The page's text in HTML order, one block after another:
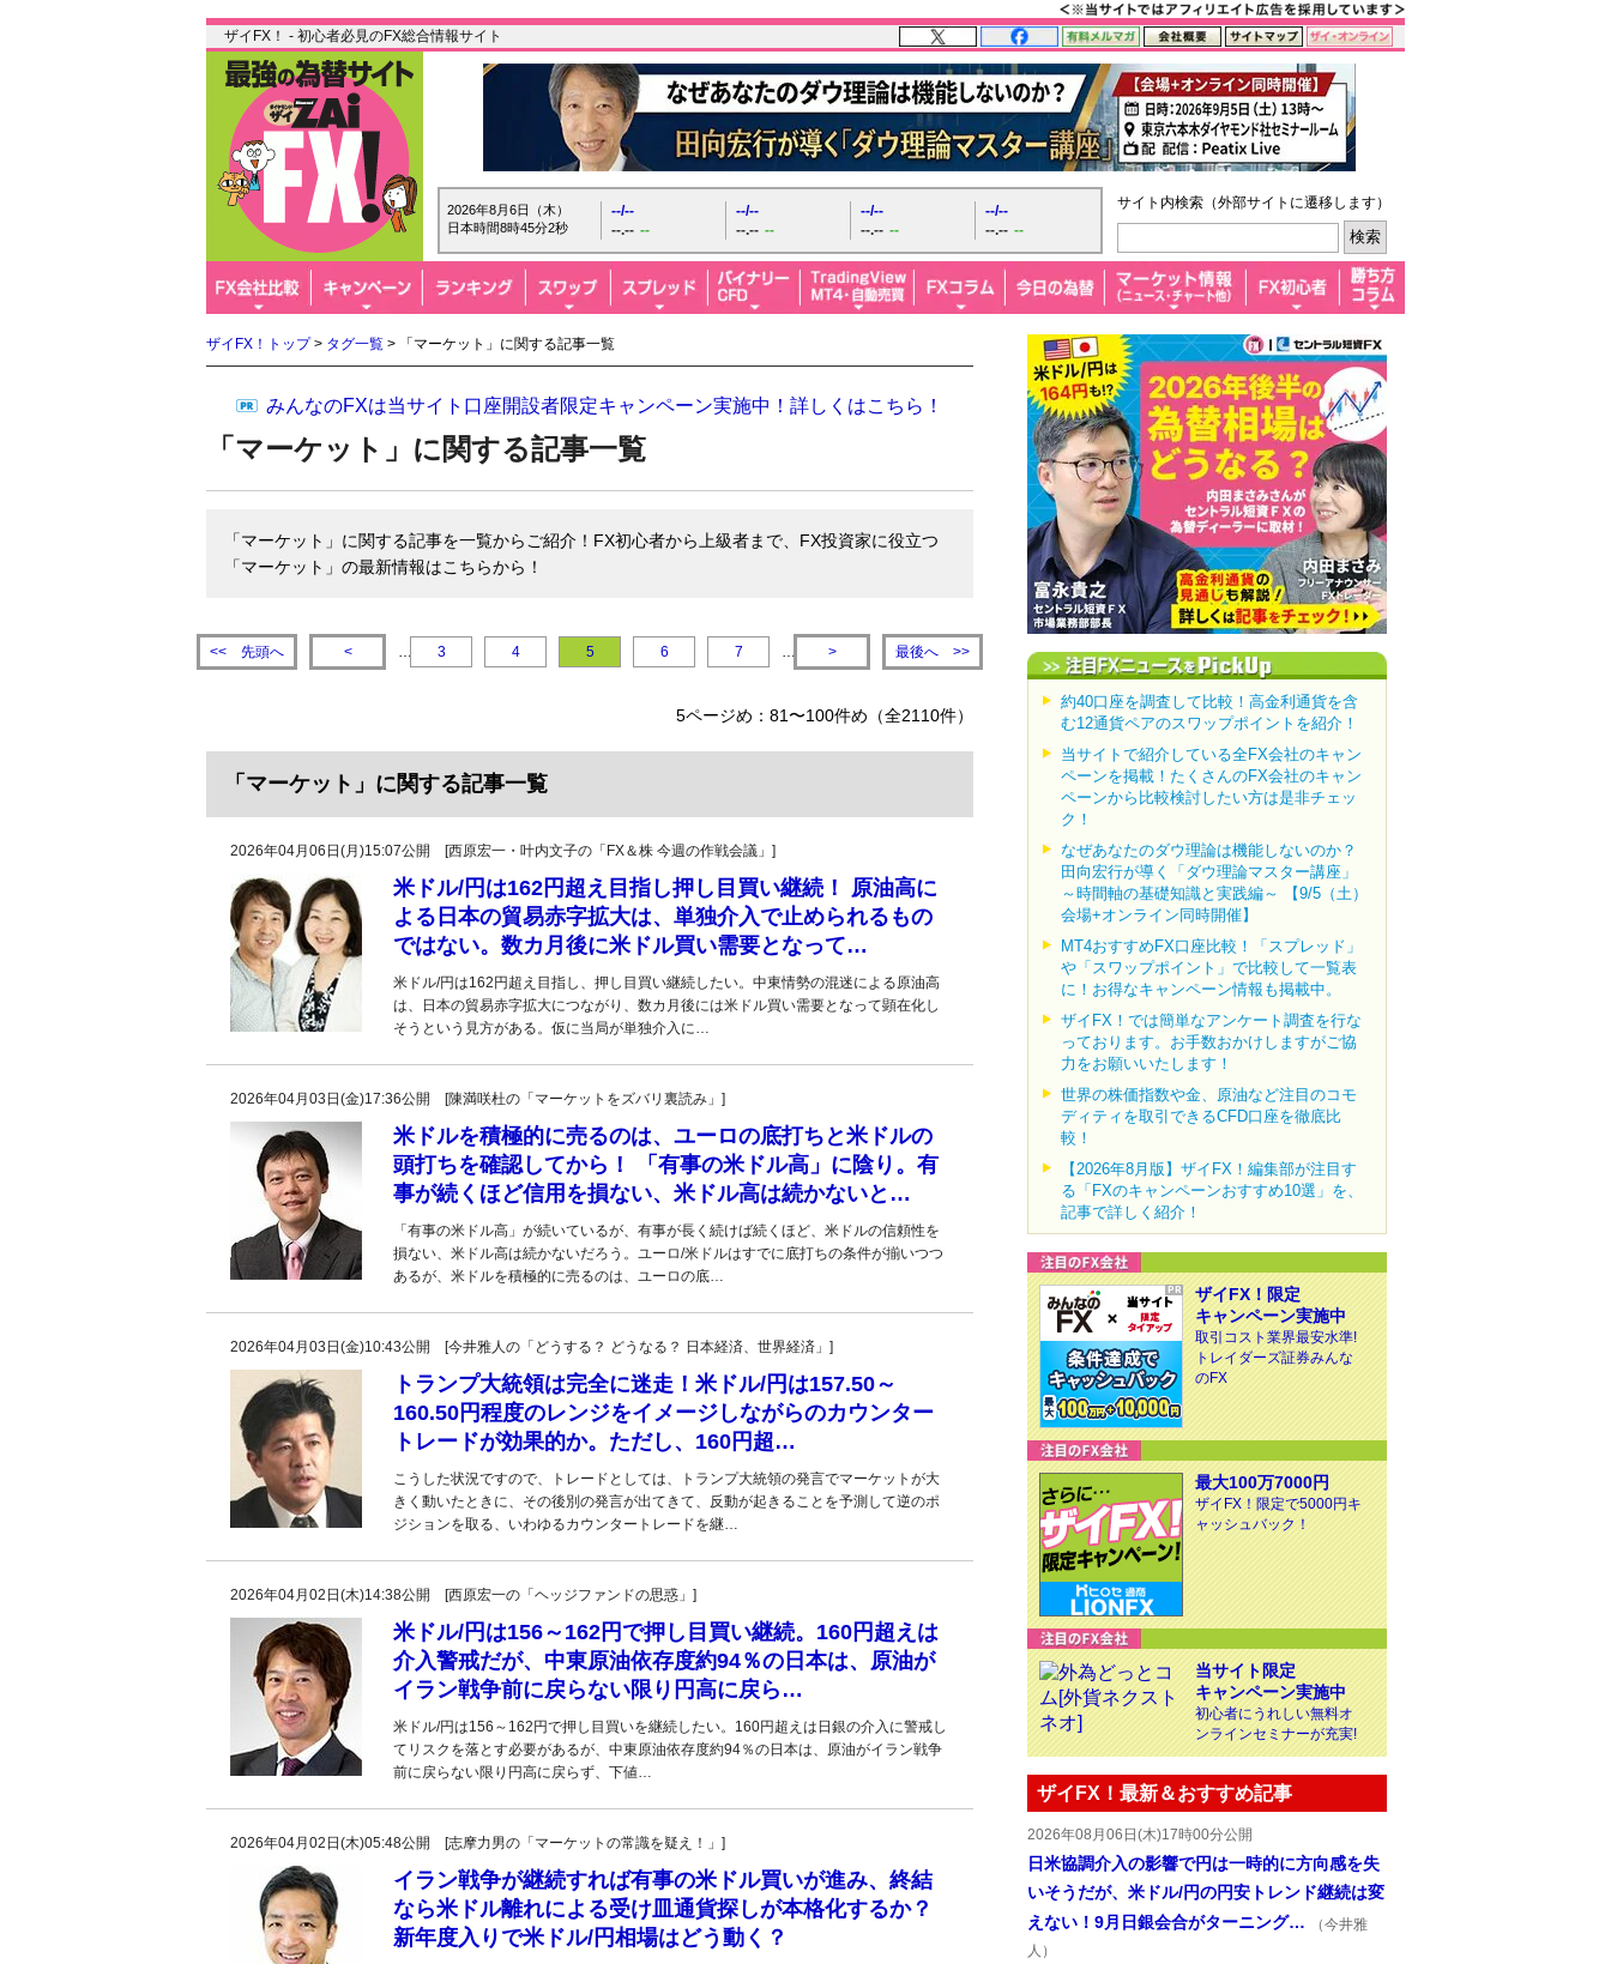
ザイFX！ - 初心者必見のFX総合情報サイト
2026年8月6日（木）
日本時間8時45分4秒
--/--
--.-- --
--/--
--.-- --
--/--
--.-- --
--/--
--.-- --
サイト内検索（外部サイトに遷移します）
ザイFX！トップ> タグ一覧 > 「マーケット」に関する記事一覧
みんなのFXは当サイト口座開設者限定キャンペーン実施中！詳しくはこちら！
「マーケット」に関する記事一覧
「マーケット」に関する記事を一覧からご紹介！FX初心者から上級者まで、FX投資家に役立つ
「マーケット」の最新情報はこちらから！
<< 先頭へ < … 3 4 5 6 7 … > 最後へ >>
5ページめ：81〜100件め（全2110件）
「マーケット」に関する記事一覧
2026年04月06日(月)15:07公開 [西原宏一・叶内文子の「FX＆株 今週の作戦会議」]
米ドル/円は162円超え目指し押し目買い継続！ 原油高に
よる日本の貿易赤字拡大は、単独介入で止められるもの
ではない。数カ月後に米ドル買い需要となって…
米ドル/円は162円超え目指し、押し目買い継続したい。中東情勢の混迷による原油高
は、日本の貿易赤字拡大につながり、数カ月後には米ドル買い需要となって顕在化し
そうという見方がある。仮に当局が単独介入に…
2026年04月03日(金)17:36公開 [陳満咲杜の「マーケットをズバリ裏読み」]
米ドルを積極的に売るのは、ユーロの底打ちと米ドルの
頭打ちを確認してから！ 「有事の米ドル高」に陰り。有
事が続くほど信用を損ない、米ドル高は続かないと…
「有事の米ドル高」が続いているが、有事が長く続けば続くほど、米ドルの信頼性を
損ない、米ドル高は続かないだろう。ユーロ/米ドルはすでに底打ちの条件が揃いつつ
あるが、米ドルを積極的に売るのは、ユーロの底…
2026年04月03日(金)10:43公開 [今井雅人の「どうする？ どうなる？ 日本経済、世界経済」]
トランプ大統領は完全に迷走！米ドル/円は157.50～
160.50円程度のレンジをイメージしながらのカウンター
トレードが効果的か。ただし、160円超…
こうした状況ですので、トレードとしては、トランプ大統領の発言でマーケットが大
きく動いたときに、その後別の発言が出てきて、反動が起きることを予測して逆のポ
ジションを取る、いわゆるカウンタートレードを継…
2026年04月02日(木)14:38公開 [西原宏一の「ヘッジファンドの思惑」]
米ドル/円は156～162円で押し目買い継続。160円超えは
介入警戒だが、中東原油依存度約94％の日本は、原油が
イラン戦争前に戻らない限り円高に戻ら…
米ドル/円は156～162円で押し目買いを継続したい。160円超えは日銀の介入に警戒し
てリスクを落とす必要があるが、中東原油依存度約94％の日本は、原油がイラン戦争
前に戻らない限り円高に戻らず、下値…
2026年04月02日(木)05:48公開 [志摩力男の「マーケットの常識を疑え！」]
イラン戦争が継続すれば有事の米ドル買いが進み、終結
なら米ドル離れによる受け皿通貨探しが本格化するか？
新年度入りで米ドル/円相場はどう動く？
約40口座を調査して比較！高金利通貨を含
む12通貨ペアのスワップポイントを紹介！
当サイトで紹介している全FX会社のキャン
ペーンを掲載！たくさんのFX会社のキャン
ペーンから比較検討したい方は是非チェッ
ク！
なぜあなたのダウ理論は機能しないのか？
田向宏行が導く「ダウ理論マスター講座」
～時間軸の基礎知識と実践編～ 【9/5（土）
会場+オンライン同時開催】
MT4おすすめFX口座比較！「スプレッド」
や「スワップポイント」で比較して一覧表
に！お得なキャンペーン情報も掲載中。
ザイFX！では簡単なアンケート調査を行な
っております。お手数おかけしますがご協
力をお願いいたします！
世界の株価指数や金、原油など注目のコモ
ディティを取引できるCFD口座を徹底比
較！
【2026年8月版】ザイFX！編集部が注目す
る「FXのキャンペーンおすすめ10選」を、
記事で詳しく紹介！
ザイFX！限定
キャンペーン実施中
取引コスト業界最安水準!
トレイダーズ証券みんな
のFX
最大100万7000円
ザイFX！限定で5000円キ
ャッシュバック！
当サイト限定
キャンペーン実施中
初心者にうれしい無料オ
ンラインセミナーが充実!
ザイFX！最新＆おすすめ記事
2026年08月06日(木)17時00分公開
日米協調介入の影響で円は一時的に方向感を失
いそうだが、米ドル/円の円安トレンド継続は変
えない！9月日銀会合がターニング…
（今井雅
人）